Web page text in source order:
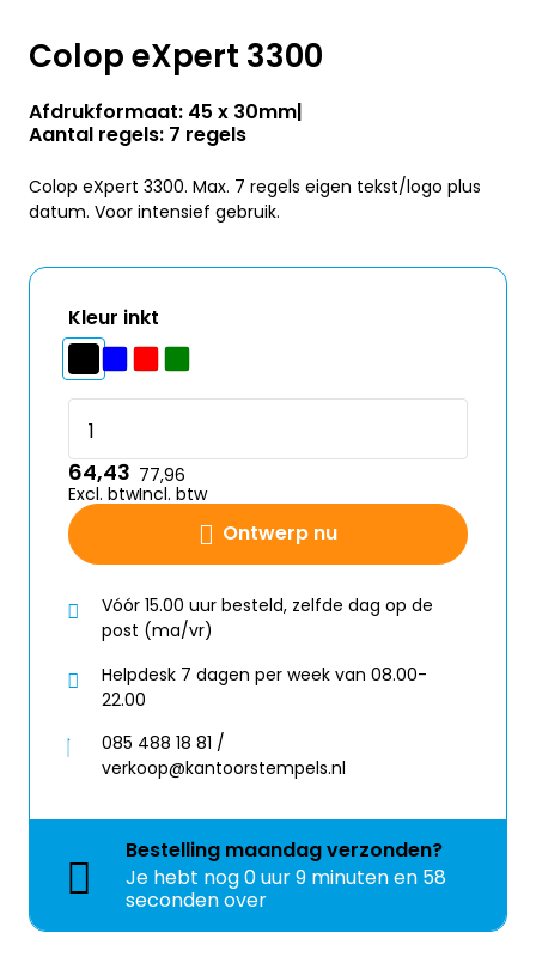
Colop eXpert 3300
Afdrukformaat: 45 x 30mm
Aantal regels: 7 regels
Colop eXpert 3300. Max. 7 regels eigen tekst/logo plus
datum. Voor intensief gebruik.
Kleur inkt
Ontwerp nu
64,43
Excl. btw
77,96
Incl. btw
Vóór 15.00 uur besteld, zelfde dag op de
post (ma/vr)
Helpdesk 7 dagen per week van 08.00-
22.00
085 488 18 81 /
verkoop@kantoorstempels.nl
Bestelling maandagverzonden?
Je hebt nog0 uur 9 minuten en 57
seconden over